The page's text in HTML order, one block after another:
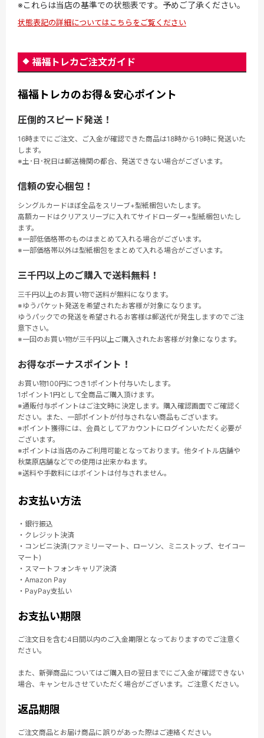
※これらは当店の基準での状態表です。予めご了承ください。
状態表記の詳細についてはこちらをご覧ください
福福トレカご注文ガイド
福福トレカのお得＆安心ポイント
圧倒的スピード発送！
16時までにご注文、ご入金が確認できた商品は18時から19時に発送いた
します。
※土･日･祝日は郵送機関の都合、発送できない場合がございます。
信頼の安心梱包！
シングルカードほぼ全品をスリーブ+型紙梱包いたします。
高額カードはクリアスリーブに入れてサイドローダー+型紙梱包いたし
ます。
※一部低価格帯のものはまとめて入れる場合がございます。
※一部価格帯以外は型紙梱包をまとめて入れる場合がございます。
三千円以上のご購入で送料無料！
三千円以上のお買い物で送料が無料になります。
※ゆうパケット発送を希望されたお客様が対象になります。
ゆうパックでの発送を希望されるお客様は郵送代が発生しますのでご注
意下さい。
※一回のお買い物が三千円以上ご購入されたお客様が対象になります。
お得なボーナスポイント！
お買い物100円につき1ポイント付与いたします。
1ポイント1円として全商品ご購入頂けます。
※通販付与ポイントはご注文時に決定します。購入確認画面でご確認く
ださい。また、一部ポイントが付与されない商品もございます。
※ポイント獲得には、会員としてアカウントにログインいただく必要が
ございます。
※ポイントは当店のみご利用可能となっております。他タイトル店舗や
秋葉原店舗などでの使用は出来かねます。
※送料や手数料にはポイントは付与されません。
お支払い方法
・銀行振込
・クレジット決済
・コンビニ決済(ファミリーマート、ローソン、ミニストップ、セイコー
マート)
・スマートフォンキャリア決済
・Amazon Pay
・PayPay支払い
お支払い期限
ご注文日を含む4日間以内のご入金期限となっておりますのでご注意く
ださい。
また、新弾商品についてはご購入日の翌日までにご入金が確認できない
場合、キャンセルさせていただく場合がございます。ご注意ください。
返品期限
ご注文商品とお届け商品に誤りがあった際はご連絡ください。